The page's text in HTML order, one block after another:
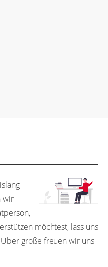
wir
möchtest, lass uns
große freuen wir uns